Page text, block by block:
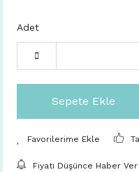
Adet
Sepete Ekle
Fiyatı Düşünce Haber Ver